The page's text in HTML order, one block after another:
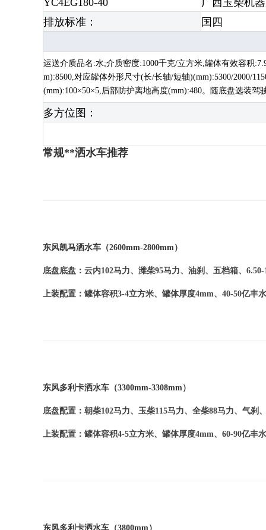
排放标准：
国四
运送介质品名:水;介质密度:1000千克/立方米,罐体有效容积
m):8500,对应罐体外形尺寸(长/长轴/短轴)(mm):5300/2000/
(mm):100×50×5,后部防护离地高度(mm):480。随底盘选装驾
多方位图：
常规**洒水车推荐
东风凯马洒水车（2600mm-2800mm）
底盘底盘：云内102马力、潍柴95马力、油刹、五档箱、 6.50-
上装配置：罐体容积3-4立方米、罐体厚度4mm、 40-50亿丰
东风多利卡洒水车（3300mm-3308mm）
底盘配置：朝柴102马力、玉柴115马力、全柴88马力、气刹
上装配置：罐体容积4-5立方米、罐体厚度4mm、 60-90亿丰
东风多利卡洒水车（3800mm ）